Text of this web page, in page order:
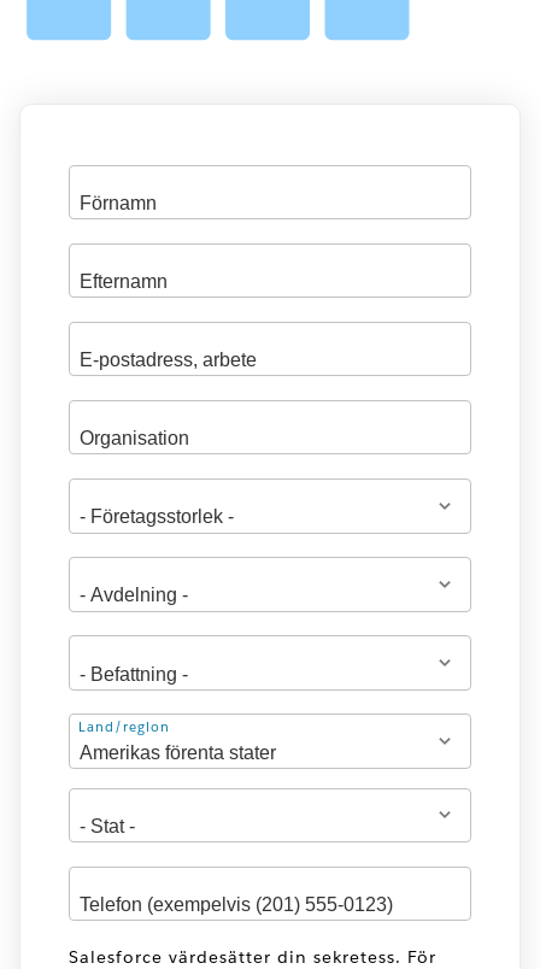
Adress
Land/region
Salesforce värdesätter din sekretess. För